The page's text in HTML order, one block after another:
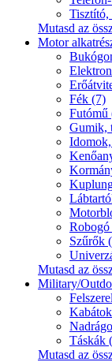
Tisztító,
Mutasd az
Motor
Fék (7)
Futómű
Gumik,
Szűrők
Mutasd az
Military/
Táskák
Mutasd az